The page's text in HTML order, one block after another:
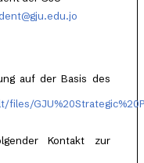
auf der Basis des
Kontakt zur